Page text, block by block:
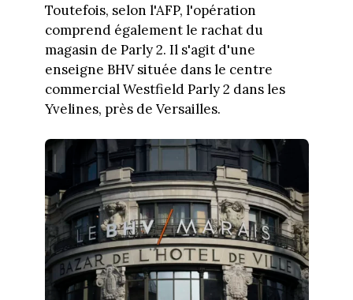
Toutefois, selon l'AFP, l'opération
comprend également le rachat du
magasin de Parly 2. Il s'agit d'une
enseigne BHV située dans le centre
commercial Westfield Parly 2 dans les
Yvelines, près de Versailles.